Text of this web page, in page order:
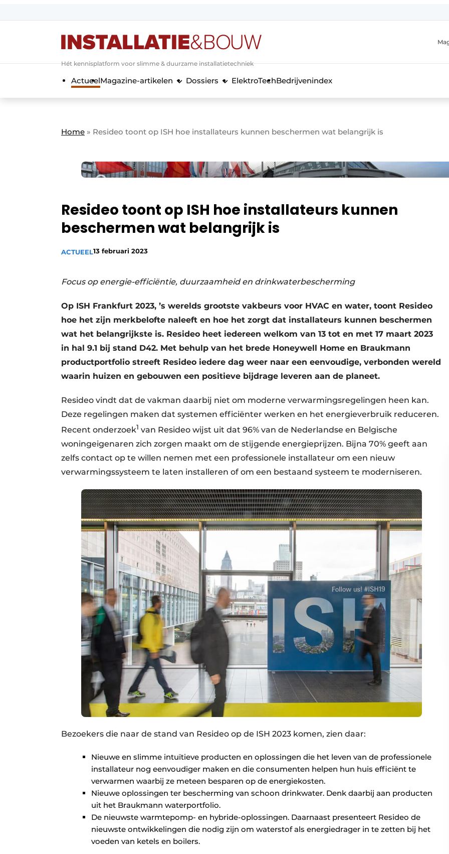
Algemene voorwaarden
Banner overzicht
BedrijvenAanmeldenBedankt voor de aanmelding
Bedrijven
Evenement aanmelden
Meest gelezen
Privacy / Cookie statement
Vacature aanmelden
Vacatures
Hét kennisplatform voor slimme & duurzame installatietechniek
ActueelMagazine-artikelen Dossiers ElektroTechBedrijvenindex
Home » Resideo toont op ISH hoe installateurs kunnen beschermen wat belangrijk is
Resideo toont op ISH hoe installateurs kunnen
beschermen wat belangrijk is
ACTUEEL13 februari 2023
Focus op energie-efficiëntie, duurzaamheid en drinkwaterbescherming
Op ISH Frankfurt 2023, ’s werelds grootste vakbeurs voor HVAC en water, toont Resideo
hoe het zijn merkbelofte naleeft en hoe het zorgt dat installateurs kunnen beschermen
wat het belangrijkste is. Resideo heet iedereen welkom van 13 tot en met 17 maart 2023
in hal 9.1 bij stand D42. Met behulp van het brede Honeywell Home en Braukmann
productportfolio streeft Resideo iedere dag weer naar een eenvoudige, verbonden wereld
waarin huizen en gebouwen een positieve bijdrage leveren aan de planeet.
Resideo vindt dat de vakman daarbij niet om moderne verwarmingsregelingen heen kan.
Deze regelingen maken dat systemen efficiënter werken en het energieverbruik reduceren.
Recent onderzoek1 van Resideo wijst uit dat 96% van de Nederlandse en Belgische
woningeigenaren zich zorgen maakt om de stijgende energieprijzen. Bijna 70% geeft aan
zelfs contact op te willen nemen met een professionele installateur om een nieuw
verwarmingssysteem te laten installeren of om een bestaand systeem te moderniseren.
Bezoekers die naar de stand van Resideo op de ISH 2023 komen, zien daar:
Nieuwe en slimme intuïtieve producten en oplossingen die het leven van de professionele
installateur nog eenvoudiger maken en die consumenten helpen hun huis efficiënt te
verwarmen waarbij ze meteen besparen op de energiekosten.
Nieuwe oplossingen ter bescherming van schoon drinkwater. Denk daarbij aan producten
uit het Braukmann waterportfolio.
De nieuwste warmtepomp- en hybride-oplossingen. Daarnaast presenteert Resideo de
nieuwste ontwikkelingen die nodig zijn om waterstof als energiedrager in te zetten bij het
voeden van ketels en boilers.